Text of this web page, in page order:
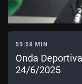
59:58 MIN
Onda
24/6/2025